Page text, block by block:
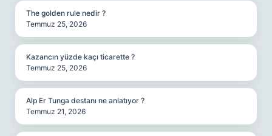
The golden rule nedir ?
Temmuz 25, 2026
Kazancın yüzde kaçı ticarette ?
Temmuz 25, 2026
Alp Er Tunga destanı ne anlatıyor ?
Temmuz 21, 2026